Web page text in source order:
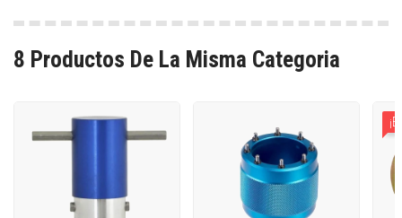
8 Productos De La Misma Categoria